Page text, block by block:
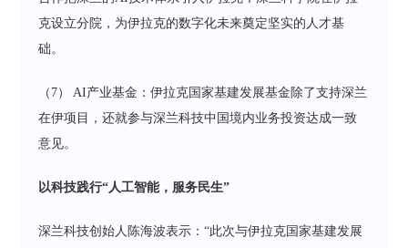
克设立分院，为伊拉克的数字化未来奠定坚实的人才基
础。
（7） AI产业基金：伊拉克国家基建发展基金除了支持深兰
在伊项目，还就参与深兰科技中国境内业务投资达成一致
意见。
以科技践行“人工智能，服务民生”
深兰科技创始人陈海波表示：“此次与伊拉克国家基建发展